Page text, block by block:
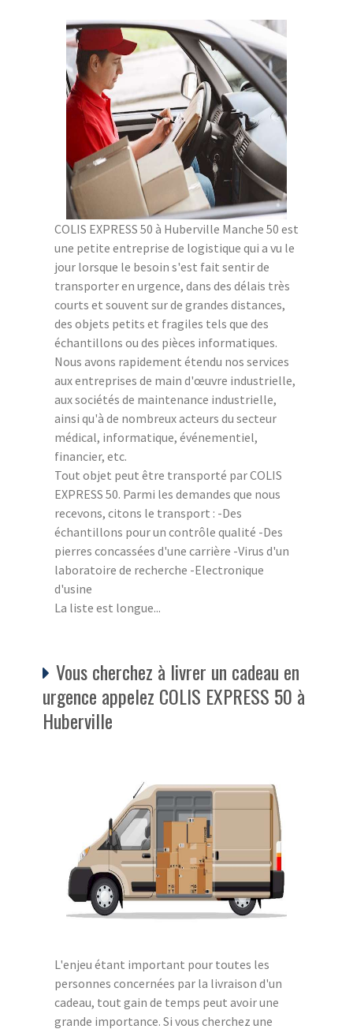
COLIS EXPRESS 50 à Huberville Manche 50 est
une petite entreprise de logistique qui a vu le
jour lorsque le besoin s'est fait sentir de
transporter en urgence, dans des délais très
courts et souvent sur de grandes distances,
des objets petits et fragiles tels que des
échantillons ou des pièces informatiques.
Nous avons rapidement étendu nos services
aux entreprises de main d'œuvre industrielle,
aux sociétés de maintenance industrielle,
ainsi qu'à de nombreux acteurs du secteur
médical, informatique, événementiel,
financier, etc.
Tout objet peut être transporté par COLIS
EXPRESS 50. Parmi les demandes que nous
recevons, citons le transport : -Des
échantillons pour un contrôle qualité -Des
pierres concassées d'une carrière -Virus d'un
laboratoire de recherche -Electronique
d'usine
La liste est longue...
Vous cherchez à livrer un cadeau en
urgence appelez COLIS EXPRESS 50 à
Huberville
L'enjeu étant important pour toutes les
personnes concernées par la livraison d'un
cadeau, tout gain de temps peut avoir une
grande importance. Si vous cherchez une